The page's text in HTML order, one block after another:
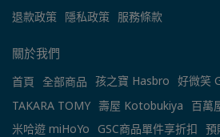
退款政策 隱私政策 服務條款
關於我們
首頁 全部商品 孩之寶 Hasbro 好微笑
TAKARA TOMY 壽屋 Kotobukiya
百萬
米哈遊 miHoYo GSC商品單件享折扣 預